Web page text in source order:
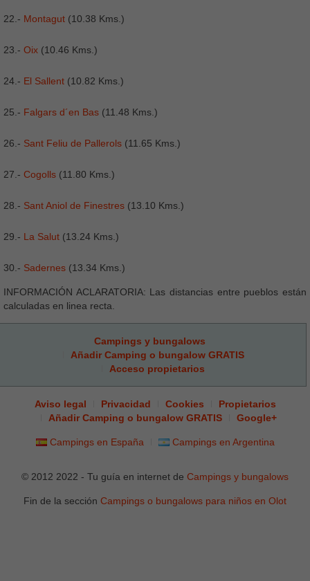
22.- Montagut (10.38 Kms.)
23.- Oix (10.46 Kms.)
24.- El Sallent (10.82 Kms.)
25.- Falgars d´en Bas (11.48 Kms.)
26.- Sant Feliu de Pallerols (11.65 Kms.)
27.- Cogolls (11.80 Kms.)
28.- Sant Aniol de Finestres (13.10 Kms.)
29.- La Salut (13.24 Kms.)
30.- Sadernes (13.34 Kms.)
INFORMACIÓN ACLARATORIA: Las distancias entre pueblos están
calculadas en linea recta.
Campings y bungalows
Añadir Camping o bungalow GRATIS
Acceso propietarios
Aviso legal Privacidad Cookies
Propietarios
Añadir Camping o bungalow GRATIS
Google+
Campings en España Campings en Argentina
© 2012 2022 - Tu guía en internet de Campings y bungalows
Fin de la sección Campings o bungalows para niños en Olot